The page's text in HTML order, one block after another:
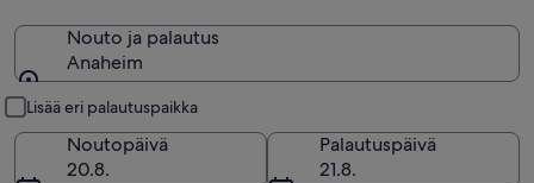
Nouto ja palautus
Anaheim
Lisää eri palautuspaikka
Noutopäivä
20.8.
Palautuspäivä
21.8.